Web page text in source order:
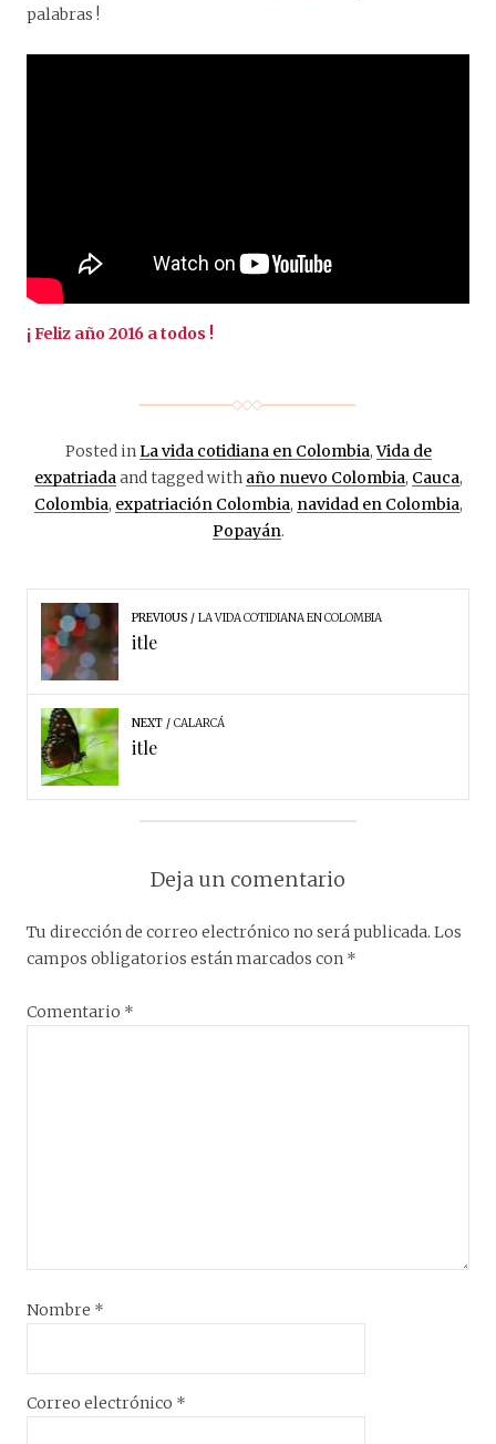
palabras !
¡ Feliz año 2016 a todos !
Posted inLa vida cotidiana en Colombia,Vida de
expatriadaand tagged with año nuevo Colombia, Cauca,
Colombia, expatriación Colombia, navidad en Colombia,
Popayán.
PREVIOUS LA VIDA COTIDIANA EN COLOMBIA
itle
NEXT CALARCÁ
itle
Deja un comentario
Tu dirección de correo electrónico no será publicada. Los
campos obligatorios están marcados con *
Comentario *
Nombre *
Correo electrónico *